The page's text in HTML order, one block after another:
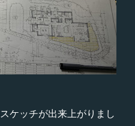
ケッチが出来上がりまし